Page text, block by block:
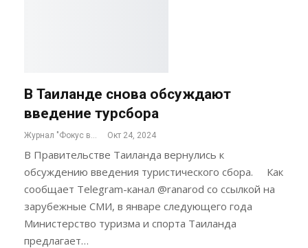
В Таиланде снова обсуждают
введение турсбора
Окт 24, 2024
В Правительстве Таиланда вернулись к
обсуждению введения туристического сбора. Как
сообщает Telegram-канал @ranarod со ссылкой на
зарубежные СМИ, в январе следующего года
Министерство туризма и спорта Таиланда
предлагает…